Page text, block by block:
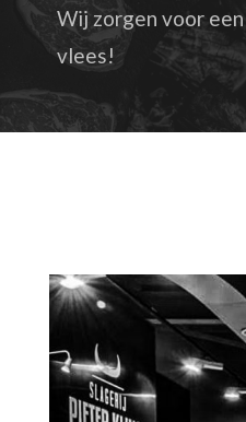
Wij zorgen voor
vlees!